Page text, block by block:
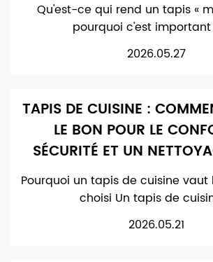
Qu'est-ce qui rend un tapis «
pourquoi c'est important
2026.05.27
TAPIS DE CUISINE :
LE BON POUR LE
SÉCURITÉ ET UN
Pourquoi un tapis de cuisine
choisi Un tapis de
2026.05.21